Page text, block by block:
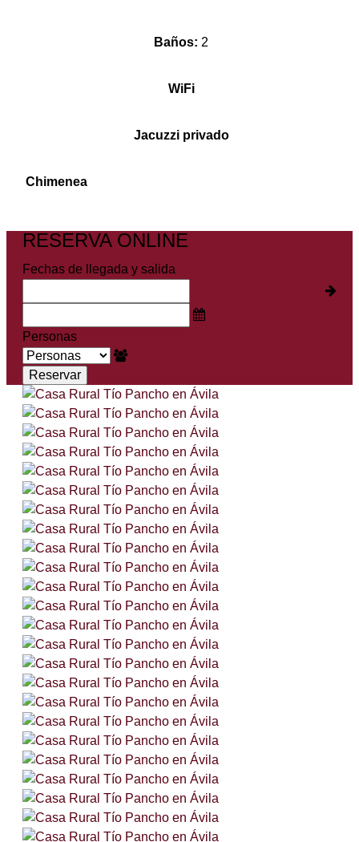
Baños: 2
WiFi
Jacuzzi privado
Chimenea
RESERVA ONLINE
Fechas de llegada y salida
Personas